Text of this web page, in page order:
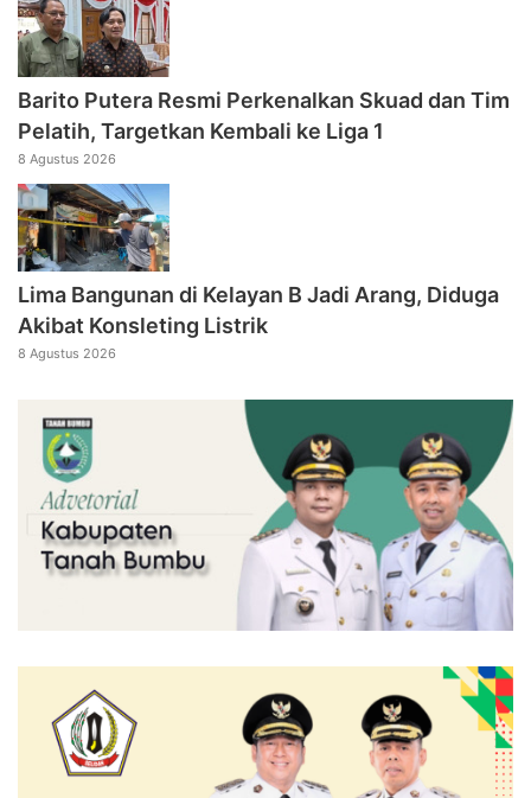
Barito Putera Resmi Perkenalkan Skuad dan Tim
Pelatih, Targetkan Kembali ke Liga 1
8 Agustus 2026
Lima Bangunan di Kelayan B Jadi Arang, Diduga
Akibat Konsleting Listrik
8 Agustus 2026